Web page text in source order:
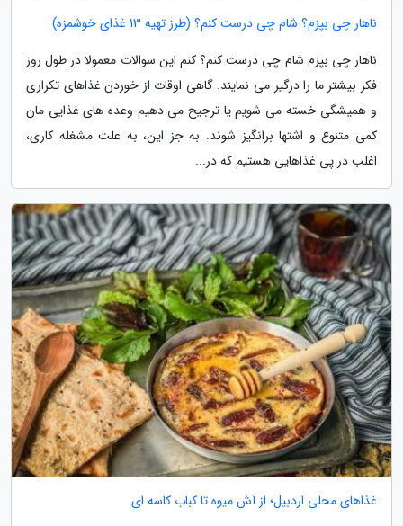
ناهار چی بپزم؟ شام چی درست کنم؟ (طرز تهیه 13 غذای خوشمزه)
ناهار چی بپزم شام چی درست کنم؟ کنم این سوالات معمولا در طول روز
فکر بیشتر ما را درگیر می نمایند. گاهی اوقات از خوردن غذاهای تکراری
و همیشگی خسته می شویم یا ترجیح می دهیم وعده های غذایی مان
کمی متنوع و اشتها برانگیز شوند. به جز این، به علت مشغله کاری،
اغلب در پی غذاهایی هستیم که در...
غذاهای محلی اردبیل؛ از آش میوه تا کباب کاسه ای